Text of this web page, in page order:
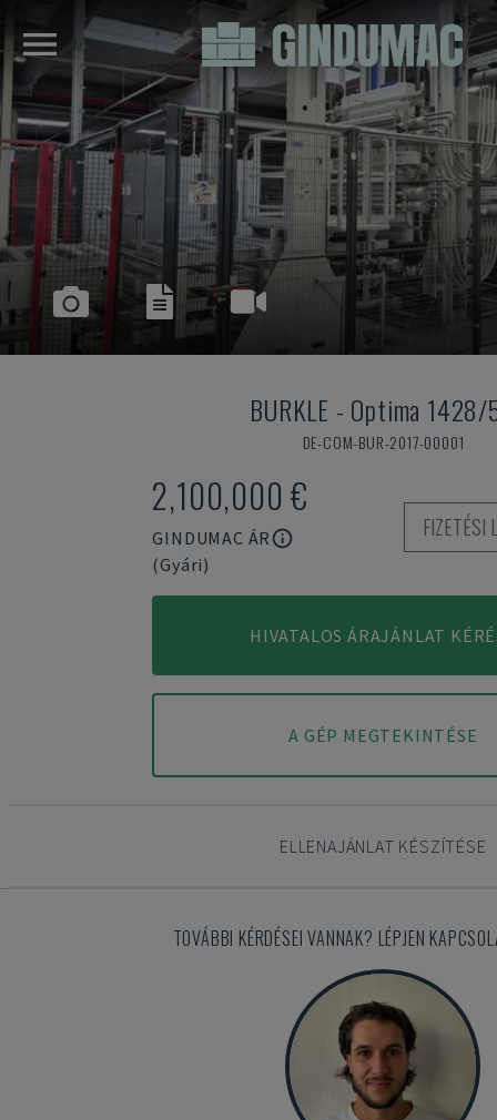
BURKLE - Optima
DE-COM-BUR-2017-00001
2,100,000 €
GINDUMAC ÁR
(Gyári)
FIZETÉSI
HIVATALOS ÁRAJÁNLAT
A GÉP MEGTEKINTÉSE
ELLENAJÁNLAT KÉSZÍTÉSE
TOVÁBBI KÉRDÉSEI VANNAK? LÉPJEN